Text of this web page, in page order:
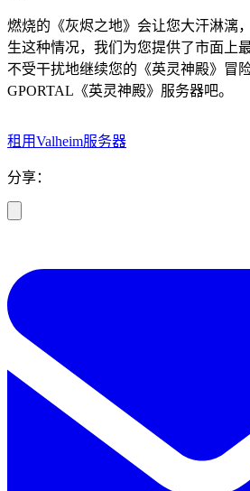
燃烧的《灰烬之地》会让您大汗淋漓
生这种情况，我们为您提供了市面上
不受干扰地继续您的《英灵神殿》冒
GPORTAL《英灵神殿》服务器吧。
租用Valheim服务器
分享：